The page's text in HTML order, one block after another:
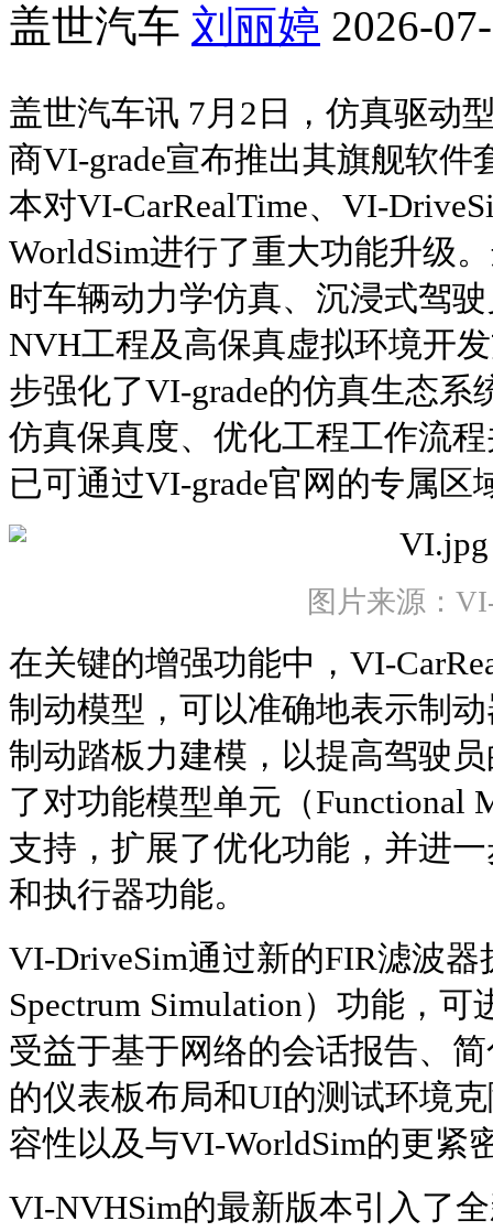
盖世汽车 刘丽婷 2026-
盖世汽车讯 7月2日，仿真驱动
商VI-grade宣布推出其旗舰软件
本对VI-CarRealTime、VI-
WorldSim进行了重大功能升级
时车辆动力学仿真、沉浸式驾
NVH工程及高保真虚拟环境开
步强化了VI-grade的仿真生态系
仿真保真度、优化工程工作流
已可通过VI-grade官网的专属区
图片来源：
在关键的增强功能中，VI-
制动模型，可以准确地表示制
制动踏板力建模，以提高驾驶
了对功能模型单元（Functional
支持，扩展了优化功能，并进
和执行器功能。
VI-DriveSim通过新的FIR滤波
Spectrum Simulation）功能，
受益于基于网络的会话报告、
的仪表板布局和UI的测试环境
容性以及与VI-WorldSim的更紧
VI-NVHSim的最新版本引入了